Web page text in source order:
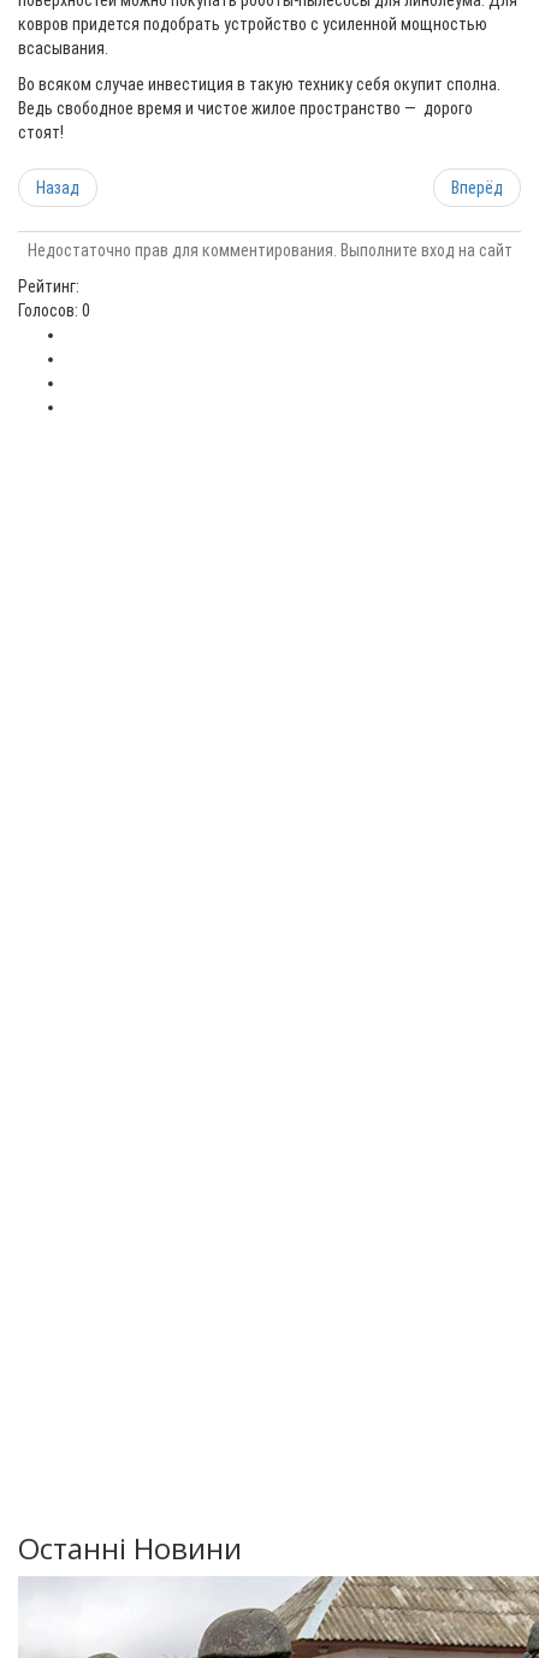
ковров придется подобрать устройство с усиленной мощностью
всасывания.
Во всяком случае инвестиция в такую технику себя окупит сполна.
Ведь свободное время и чистое жилое пространство — дорого
стоят!
Назад Вперёд
Недостаточно прав для комментирования. Выполните вход на сайт
Рейтинг:
Голосов: 0
Останні Новини